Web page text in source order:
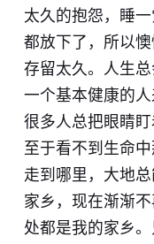
太久的抱怨，睡
都放下了，所以
存留太久。人生
一个基本健康的
很多人总把眼睛
至于看不到生命
走到哪里，大地
家乡，现在渐渐
处都是我的家乡